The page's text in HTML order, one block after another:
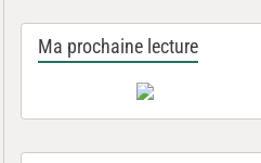
Ma prochaine lecture